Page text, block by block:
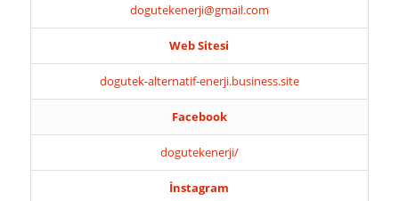
dogutekenerji@gmail.com
Web Sitesi
dogutek-alternatif-enerji.business.site
Facebook
dogutekenerji/
İnstagram